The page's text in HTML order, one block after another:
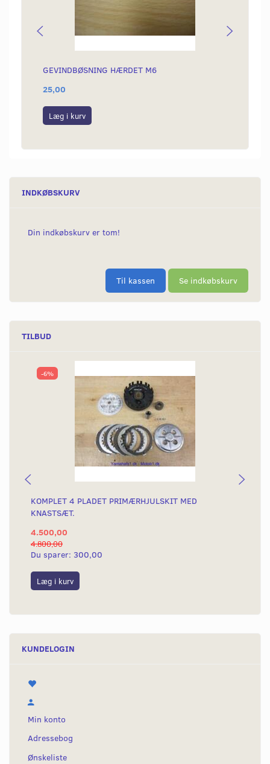
GEVINDBØSNING HÆRDET M6
25,00
Læg i kurv
INDKØBSKURV
Din indkøbskurv er tom!
Til kassen Se indkøbskurv
TILBUD
-6%
KOMPLET 4 PLADET PRIMÆRHJULSKIT MED
KNASTSÆT.
4.500,00
4.800,00
Du sparer: 300,00
Læg i kurv
KUNDELOGIN
Min konto
Adressebog
Ønskeliste